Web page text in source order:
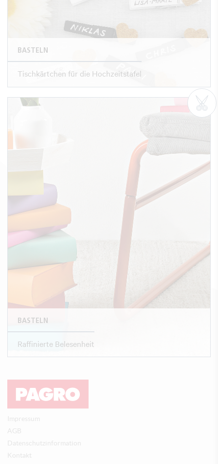
BASTELN
Tischkärtchen für die Hochzeitstafel
BASTELN
Raffinierte Belesenheit
Impressum
AGB
Datenschutzinformation
Kontakt